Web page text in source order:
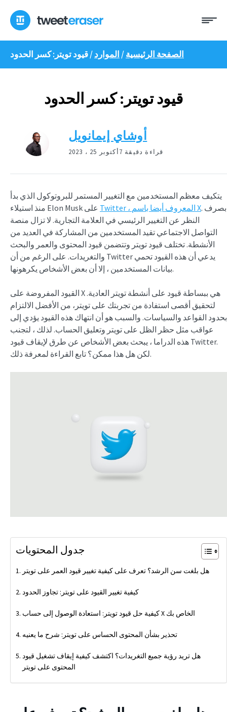
إلى
المحتوى
الصفحة الرئيسية/ الموارد/قيود تويتر: كسر الحدود
قيود تويتر: كسر الحدود
أوشاي إيمانويل
أكتوبر 25 ، 2023 7 قراءة دقيقة
يتكيف معظم المستخدمين مع التغيير المستمر للبروتوكول الذي بدأ
Twitter ، المعروف أيضا باسم X. بصرف
النظر عن التغيير الرئيسي في العلامة التجارية. لا تزال منصة
التواصل الاجتماعي تقيد المستخدمين من المشاركة في العديد من
الأنشطة. تختلف قيود تويتر وتتضمن قيود المحتوى والعمر والبحث
والتغريدات. على الرغم من أن Twitter يدعي أن هذه القيود تحمي
بيانات المستخدمين ، إلا أن بعض الأشخاص يكرهونها.
القيود المفروضة على X هي ببساطة قيود على أنشطة تويتر العادية.
لتحقيق أقصى استفادة من تجربتك على تويتر، من الأفضل الالتزام
بحدود القواعد والسياسات. والسبب هو أن انتهاك هذه القيود يؤدي إلى
عواقب مثل حظر الظل على تويتر وتعليق الحساب. لذلك ، لتجنب
هذه الدراما ، يبحث بعض الأشخاص عن طرق لإيقاف قيود Twitter.
لكن هل هذا ممكن؟ تابع القراءة لمعرفة ذلك.
جدول المحتويات
هل بلغت سن الرشد؟ تعرف على كيفية تغيير قيود العمر على تويتر
كيفية تغيير القيود على تويتر: تجاوز الحدود
كيفية حل قيود تويتر: استعادة الوصول إلى حساب X الخاص بك
تحذير بشأن المحتوى الحساس على تويتر: شرح ما يعنيه
هل تريد رؤية جميع التغريدات؟ اكتشف كيفية إيقاف تشغيل قيود
المحتوى على تويتر